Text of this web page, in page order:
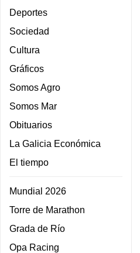
Deportes
Sociedad
Cultura
Gráficos
Somos Agro
Somos Mar
Obituarios
La Galicia Económica
El tiempo
Mundial 2026
Torre de Marathon
Grada de Río
Opa Racing